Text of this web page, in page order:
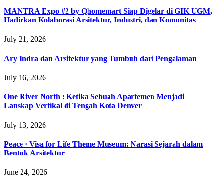
MANTRA Expo #2 by Qhomemart Siap Digelar di GIK UGM,
Hadirkan Kolaborasi Arsitektur, Industri, dan Komunitas
July 21, 2026
Ary Indra dan Arsitektur yang Tumbuh dari Pengalaman
July 16, 2026
One River North : Ketika Sebuah Apartemen Menjadi
Lanskap Vertikal di Tengah Kota Denver
July 13, 2026
Peace · Visa for Life Theme Museum: Narasi Sejarah dalam
Bentuk Arsitektur
June 24, 2026